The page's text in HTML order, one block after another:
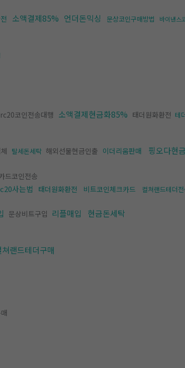
소액결제85% 언더돈믹싱 문상코인구매방법 바이낸스
코인전송대행 소액결제현금화85% 태더원화환전 테
탈세돈세탁 해외선물현금인출 이더리움판매 핑오다현
드코인전송
사는법 태더원화환전 비트코인체크카드 컬쳐랜드테더
문상비트구입 리플매입 현금돈세탁
쳐랜드테더구매